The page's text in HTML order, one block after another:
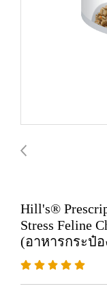
Hill's®
Stress Feline
(อาหารกระป๋อ